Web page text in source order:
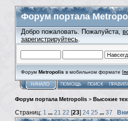
Форум портала
Добро пожаловать. Пожалуйста,
зарегистрируйтесь.
Форум Metropolis в мобильном формате [
НАЧАЛО ПОМОЩЬ ПОИСК
Форум портала Metropolis > Высокие
Страниц: 1 ... 21 22 [23] 24 25 ... 37